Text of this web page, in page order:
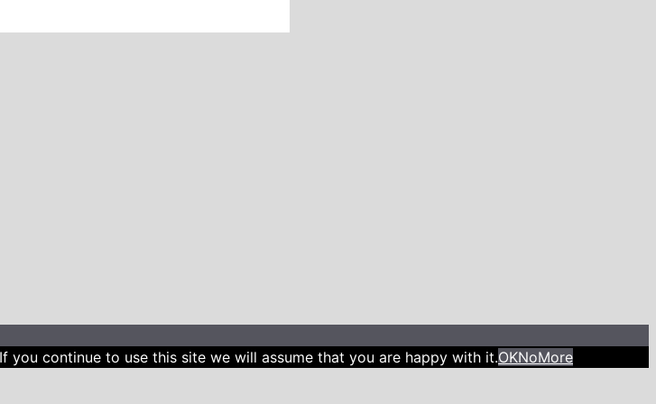
continue to use this site we will assume that you are happy with it.OKNoMore